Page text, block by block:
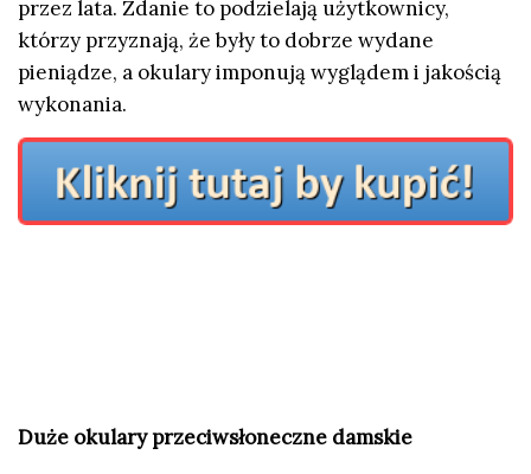
przez lata. Zdanie to podzielają użytkownicy,
którzy przyznają, że były to dobrze wydane
pieniądze, a okulary imponują wyglądem i jakością
wykonania.
Duże okulary przeciwsłoneczne damskie